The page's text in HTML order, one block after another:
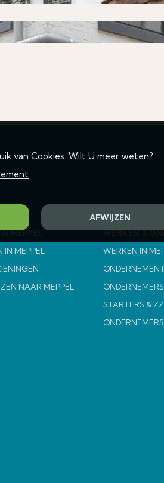
van Cookies. Wilt U meer weten?
AFWIJZEN
MEPPEL
IN MEPPEL
NAAR MEPPEL
WERKEN &
WERKEN IN
ONDERNEMEN
STARTERS &